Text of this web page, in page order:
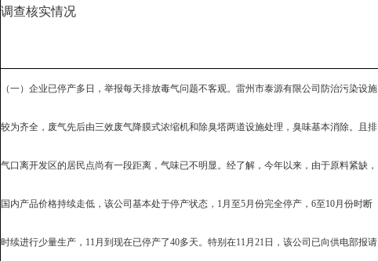
调查核实情况
（一）企业已停产多日，举报每天排放毒气问题不客观。雷州市泰源有限公司防治污染设施
较为齐全，废气先后由三效废气降膜式浓缩机和除臭塔两道设施处理，臭味基本消除。且排
气口离开发区的居民点尚有一段距离，气味已不明显。经了解，今年以来，由于原料紧缺，
国内产品价格持续走低，该公司基本处于停产状态，1月至5月份完全停产，6至10月份时断
时续进行少量生产，11月到现在已停产了40多天。特别在11月21日，该公司已向供电部报请